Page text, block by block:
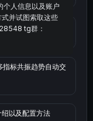
标共振趋势自动交
以及配置方法
个人信息以及账户
并试图索取这些
tg群：